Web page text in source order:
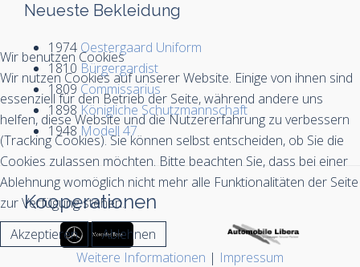
Neueste Bekleidung
1974 Oestergaard Uniform
1810 Bürgergardist
1809 Commissarius
1898 Königliche Schutzmannschaft
1948 Modell 47
Kooperationen
Wir benutzen Cookies
Wir nutzen Cookies auf unserer Website. Einige von ihnen sind
essenziell für den Betrieb der Seite, während andere uns
helfen, diese Website und die Nutzererfahrung zu verbessern
(Tracking Cookies). Sie können selbst entscheiden, ob Sie die
Cookies zulassen möchten. Bitte beachten Sie, dass bei einer
Ablehnung womöglich nicht mehr alle Funktionalitäten der Seite
zur Verfügung stehen.
Akzeptieren
Ablehnen
Weitere Informationen | Impressum